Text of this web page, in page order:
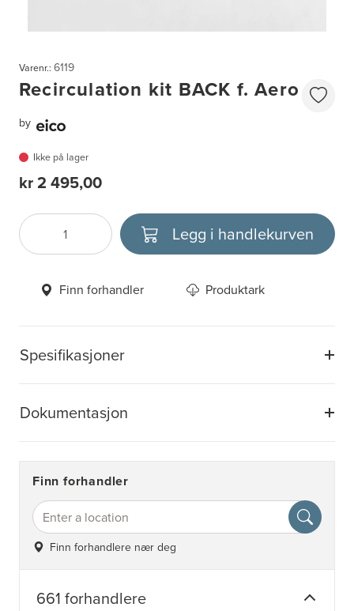
Spesifikasjoner
Dokumentasjon
Varenr.: 6119
Recirculation kit BACK f. Aero
by
Ikke på lager
kr 2 495,00
Antall
Velg enhet Legg i handlekurven
Finn forhandler Produktark
Finn forhandler
Finn forhandlere nær deg
661 forhandlere